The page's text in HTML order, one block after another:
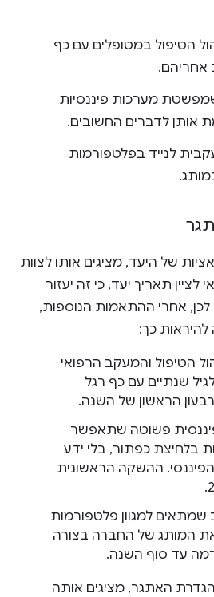
הטיפול במטופלים עם כף
אחריהם.
מערכות פיננסיות
אותן לדברים החשובים.
לנייד בפלטפורמות
של היעד, מציגים אותו לצוות
תאריך יעד, כי זה יעזור
אחרי ההתאמות הנוספות,
כך:
הטיפול והמעקב הרפואי
שנתיים עם כף רגל
הראשון של השנה.
פשוטה שתאפשר
בלחיצת כפתור, בלי ידע
ההשקה הראשונית
שמתאים למגוון פלטפורמות
את המותג של החברה בצורה
עד סוף השנה.
האתגר, מציגים אותה